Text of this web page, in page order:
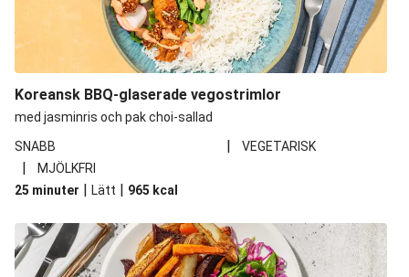
Koreansk BBQ-glaserade vegostrimlor
med jasminris och pak choi-sallad
SNABB
| VEGETARISK
|
MJÖLKFRI
25 minuter | Lätt | 965 kcal